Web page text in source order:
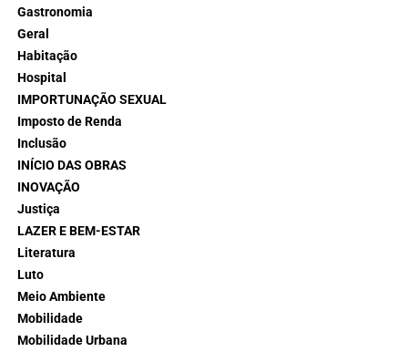
Gastronomia
Geral
Habitação
Hospital
IMPORTUNAÇÃO SEXUAL
Imposto de Renda
Inclusão
INÍCIO DAS OBRAS
INOVAÇÃO
Justiça
LAZER E BEM-ESTAR
Literatura
Luto
Meio Ambiente
Mobilidade
Mobilidade Urbana